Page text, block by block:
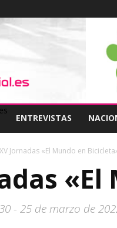
ENTREVISTAS
Jornadas «El Mundo en
- 25 de marzo de